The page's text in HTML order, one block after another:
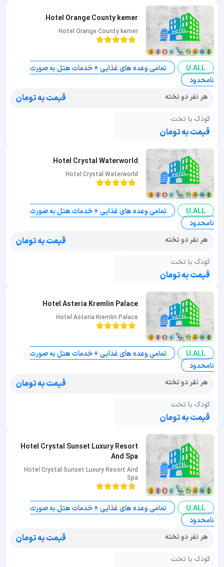
Hotel Orange County kemer
Hotel Orange County kemer
U.ALL
تمامی وعده های غذایی + خدمات هتل به صورت
نامحدود
هر نفر دو تخته
قیمت به تومان
کودک با تخت
قیمت به تومان
Hotel Crystal Waterworld
Hotel Crystal Waterworld
U.ALL
تمامی وعده های غذایی + خدمات هتل به صورت
نامحدود
هر نفر دو تخته
قیمت به تومان
کودک با تخت
قیمت به تومان
Hotel Asteria Kremlin Palace
Hotel Asteria Kremlin Palace
U.ALL
تمامی وعده های غذایی + خدمات هتل به صورت
نامحدود
هر نفر دو تخته
قیمت به تومان
کودک با تخت
قیمت به تومان
Hotel Crystal Sunset Luxury Resort
And Spa
Hotel Crystal Sunset Luxury Resort And
Spa
U.ALL
تمامی وعده های غذایی + خدمات هتل به صورت
نامحدود
هر نفر دو تخته
قیمت به تومان
کودک با تخت